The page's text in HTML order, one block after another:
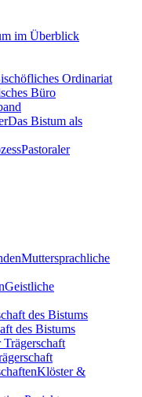
im Überblick
Ordinariat
Büro
Das Bistum als
Pastoraler
Muttersprachliche
Geistliche
des Bistums
Klöster &